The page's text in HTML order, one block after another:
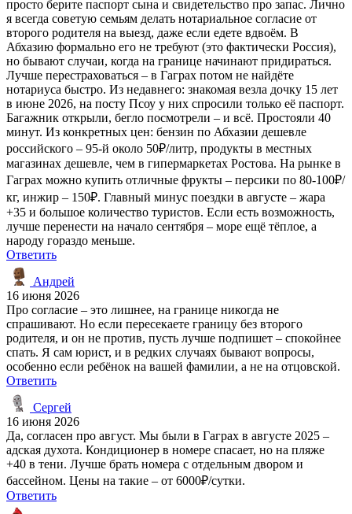
просто берите паспорт сына и свидетельство про запас. Лично
я всегда советую семьям делать нотариальное согласие от
второго родителя на выезд, даже если едете вдвоём. В
Абхазию формально его не требуют (это фактически Россия),
но бывают случаи, когда на границе начинают придираться.
Лучше перестраховаться – в Гаграх потом не найдёте
нотариуса быстро. Из недавнего: знакомая везла дочку 15 лет
в июне 2026, на посту Псоу у них спросили только её паспорт.
Багажник открыли, бегло посмотрели – и всё. Простояли 40
минут. Из конкретных цен: бензин по Абхазии дешевле
российского – 95-й около 50₽/литр, продукты в местных
магазинах дешевле, чем в гипермаркетах Ростова. На рынке в
Гаграх можно купить отличные фрукты – персики по 80-100₽/
кг, инжир – 150₽. Главный минус поездки в августе – жара
+35 и большое количество туристов. Если есть возможность,
лучше перенести на начало сентября – море ещё тёплое, а
народу гораздо меньше.
Ответить
Андрей
16 июня 2026
Про согласие – это лишнее, на границе никогда не
спрашивают. Но если пересекаете границу без второго
родителя, и он не против, пусть лучше подпишет – спокойнее
спать. Я сам юрист, и в редких случаях бывают вопросы,
особенно если ребёнок на вашей фамилии, а не на отцовской.
Ответить
Сергей
16 июня 2026
Да, согласен про август. Мы были в Гаграх в августе 2025 –
адская духота. Кондиционер в номере спасает, но на пляже
+40 в тени. Лучше брать номера с отдельным двором и
бассейном. Цены на такие – от 6000₽/сутки.
Ответить